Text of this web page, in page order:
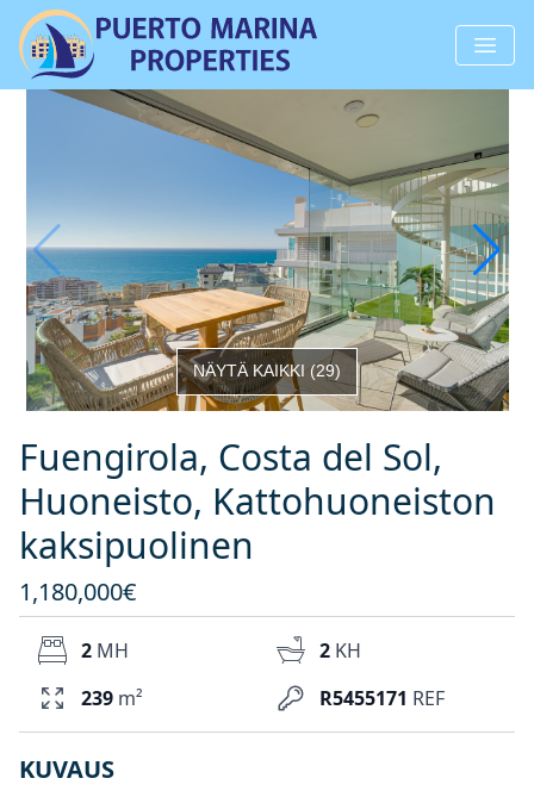
NÄYTÄ KAIKKI (29)
Fuengirola, Costa del Sol,
Huoneisto, Kattohuoneiston
kaksipuolinen
1,180,000€
R5455171 REF
2 MH 2 KH
239 m²
KUVAUS